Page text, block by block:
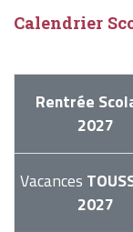
Calendrier
Rentrée
2027
Vacances
2027